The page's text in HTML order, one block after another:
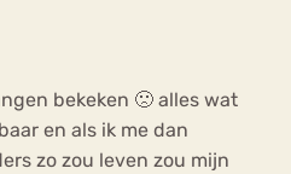
bekeken 🙁 alles wat
en als ik me dan
zo zou leven zou mijn